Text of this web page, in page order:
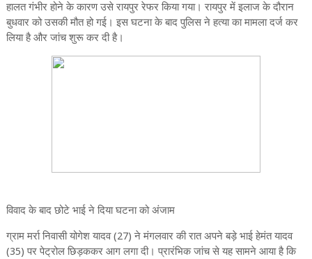
हालत गंभीर होने के कारण उसे रायपुर रेफर किया गया। रायपुर में इलाज के दौरान
बुधवार को उसकी मौत हो गई। इस घटना के बाद पुलिस ने हत्या का मामला दर्ज कर
लिया है और जांच शुरू कर दी है।
विवाद के बाद छोटे भाई ने दिया घटना को अंजाम
ग्राम मर्रा निवासी योगेश यादव (27) ने मंगलवार की रात अपने बड़े भाई हेमंत यादव
(35) पर पेट्रोल छिड़ककर आग लगा दी। प्रारंभिक जांच से यह सामने आया है कि